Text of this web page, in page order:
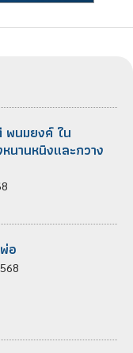
พนมยงค์ ใน
นานหนิงและกวาง
อ